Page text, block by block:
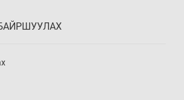
цаг 49 мин